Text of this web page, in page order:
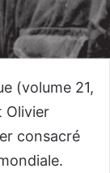
(volume 21,
Olivier
consacré